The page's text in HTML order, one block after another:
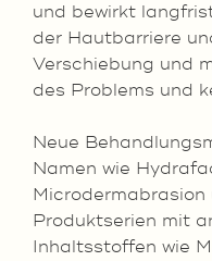
und bewirkt
der Hautbarriere
Verschiebung und
des Problems und
Neue
Namen wie
Microdermabrasion
Produktserien mit
Inhaltsstoffen wie